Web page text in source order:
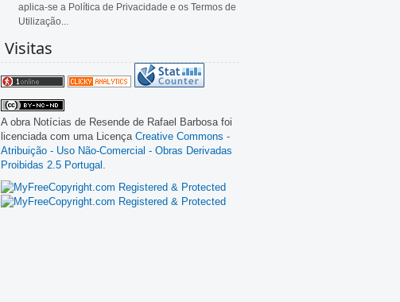
aplica-se a Política de Privacidade e os Termos de
Utilização...
Visitas
A obra Notícias de Resende de Rafael Barbosa foi
licenciada com uma Licença Creative Commons -
Atribuição - Uso Não-Comercial - Obras Derivadas
Proibidas 2.5 Portugal